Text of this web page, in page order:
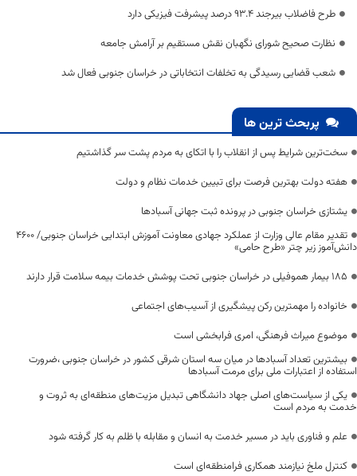
طرح فاضلاب بیرجند ۹۳.۴ درصد پیشرفت فیزیکی دارد
نظارت صحیح شورای نگهبان نقش مستقیم بر آرامش جامعه
شعب قضایی رسیدگی به تخلفات انتخاباتی در خراسان جنوبی فعال شد
پربحث ترین ها
سخت‌ترین شرایط پس از انقلاب را با اتکای به مردم پشت سر گذاشتیم
هفته دولت بهترین فرصت برای تبیین خدمات نظام و دولت
یشتازی خراسان جنوبی در پرونده ثبت جهانی آسبادها
تقدیر مقام عالی وزارت از عملکرد جهادی معاونت آموزش ابتدایی خراسان جنوبی/ ۴۶۰۰
دانش‌آموز زیر چتر «طرح حامی»
۱۸۵ بیمار هموفیلی در خراسان جنوبی تحت پوشش خدمات بیمه سلامت قرار دارند
خانواده را مهمترین رکن پیشگیری از آسیب‌های اجتماعی
موضوع میراث فرهنگی، امری فرابخشی است
بیشترین تعداد آسبادها در میان سه استان شرقی کشور در خراسان جنوبی ،ضرورت
استفاده از اعتبارات ملی برای مرمت آسبادها
یکی از سیاست‌های اصلی جهاد دانشگاهی تبدیل مزیت‌های منطقه‌ای به ثروت و
خدمت به مردم است
علم و فناوری باید در مسیر خدمت به انسان و مقابله با ظلم به کار گرفته شود
کنترل ملخ نیازمند همکاری فرامنطقه‌ای است